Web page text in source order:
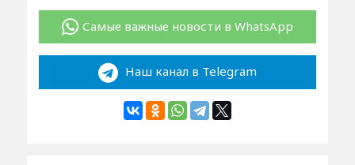
Самые важные новости в WhatsApp
Наш канал в Telegram